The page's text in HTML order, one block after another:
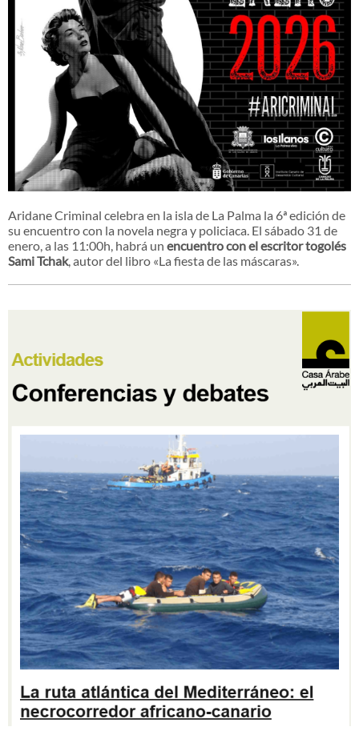
Aridane Criminal celebra en la isla de La Palma la 6ª edición de
su encuentro con la novela negra y policiaca. El sábado 31 de
enero, a las 11:00h, habrá un encuentro con el escritor togolés
Sami Tchak, autor del libro «La fiesta de las máscaras».